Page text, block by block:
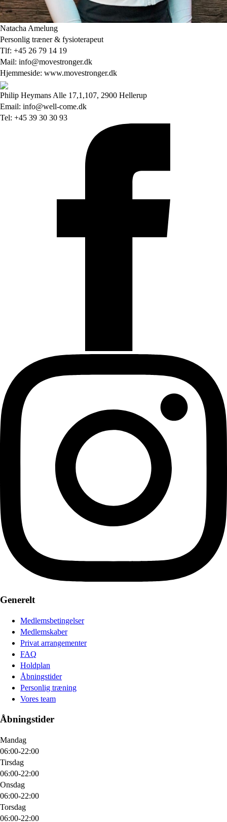
Natacha Amelung
Personlig træner & fysioterapeut
Tlf: +45 26 79 14 19
Mail: info@movestronger.dk
Hjemmeside: www.movestronger.dk
Philip Heymans Alle 17,1,107, 2900 Hellerup
Email: info@well-come.dk
Tel: +45 39 30 30 93
Generelt
Medlemsbetingelser
Medlemskaber
Privat arrangementer
FAQ
Holdplan
Åbningstider
Personlig træning
Vores team
Åbningstider
Mandag
06:00-22:00
Tirsdag
06:00-22:00
Onsdag
06:00-22:00
Torsdag
06:00-22:00